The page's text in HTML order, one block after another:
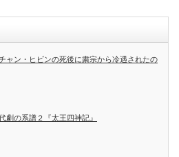
ャン・ヒビンの死後に粛宗から冷遇されたの
劇の系譜２『太王四神記』